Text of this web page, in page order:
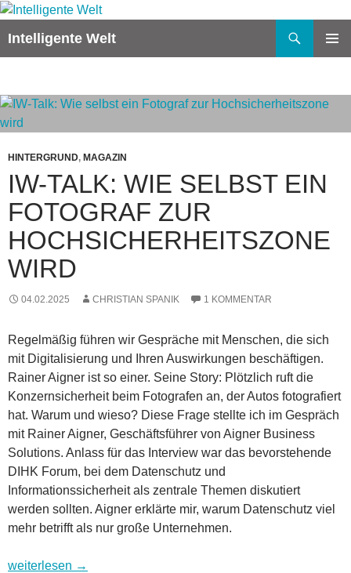
Zum
springen
Intelligente Welt
HINTERGRUND, MAGAZIN
IW-TALK: WIE SELBST EIN
FOTOGRAF ZUR
HOCHSICHERHEITSZONE
WIRD
04.02.2025 CHRISTIAN SPANIK 1 KOMMENTAR
Regelmäßig führen wir Gespräche mit Menschen, die sich
mit Digitalisierung und Ihren Auswirkungen beschäftigen.
Rainer Aigner ist so einer. Seine Story: Plötzlich ruft die
Konzernsicherheit beim Fotografen an, der Autos fotografiert
hat. Warum und wieso? Diese Frage stellte ich im Gespräch
mit Rainer Aigner, Geschäftsführer von Aigner Business
Solutions. Anlass für das Interview war das bevorstehende
DIHK Forum, bei dem Datenschutz und
Informationssicherheit als zentrale Themen diskutiert
werden sollten. Aigner erklärte mir, warum Datenschutz viel
mehr betrifft als nur große Unternehmen.
IW-Talk: Wie selbst ein Fotograf zur Hochsicherheitszone wird
weiterlesen →